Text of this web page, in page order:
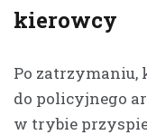
kierowcy
Po zatrzymaniu,
do policyjnego
w trybie